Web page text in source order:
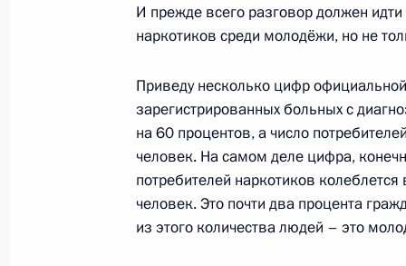
11 сентября 2009 года, 09:00 Оренбург
10 сентября 2009 года, четверг
Рабочая встреча с Генеральным
10 сентября 2009 года, 19:40 Московская
И прежде всего разговор должен
наркотиков среди молодёжи, но не
Приведу несколько цифр
зарегистрированных больных с
на 60 процентов, а число
человек. На самом деле цифра,
потребителей наркотиков
человек. Это почти два процента
из этого количества людей – это